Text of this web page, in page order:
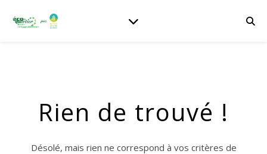
Rien de trouvé !
Désolé, mais rien ne correspond à vos critères de